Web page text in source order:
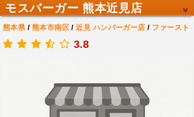
モスバーガー 熊本近見店
熊本県 / 熊本市南区/近見 ハンバーガー店 / ファースト
.
3.8